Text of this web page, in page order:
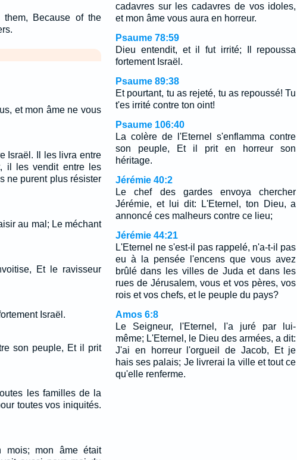
Because of the
et mon âme ne vous
Israël. Il les livra entre
il les vendit entre les
ne purent plus résister
au mal; Le méchant
Et le ravisseur
Israël.
son peuple, Et il prit
les familles de la
toutes vos iniquités.
mois; mon âme était
cadavres sur les cadavres de vos idoles,
et mon âme vous aura en horreur.
Psaume 78:59
Dieu entendit, et il fut irrité; Il repoussa
fortement Israël.
Psaume 89:38
Et pourtant, tu as rejeté, tu as repoussé! Tu
t'es irrité contre ton oint!
Psaume 106:40
La colère de l'Eternel s'enflamma contre
son peuple, Et il prit en horreur son
héritage.
Jérémie 40:2
Le chef des gardes envoya chercher
Jérémie, et lui dit: L'Eternel, ton Dieu, a
annoncé ces malheurs contre ce lieu;
Jérémie 44:21
L'Eternel ne s'est-il pas rappelé, n'a-t-il pas
eu à la pensée l'encens que vous avez
brûlé dans les villes de Juda et dans les
rues de Jérusalem, vous et vos pères, vos
rois et vos chefs, et le peuple du pays?
Amos 6:8
Le Seigneur, l'Eternel, l'a juré par lui-
même; L'Eternel, le Dieu des armées, a dit:
J'ai en horreur l'orgueil de Jacob, Et je
hais ses palais; Je livrerai la ville et tout ce
qu'elle renferme.